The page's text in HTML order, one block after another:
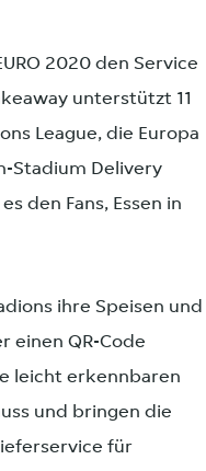
2020 den Service
unterstützt 11
League, die Europa
Stadium Delivery
den Fans, Essen in
ihre Speisen und
einen QR-Code
leicht erkennbaren
und bringen die
für